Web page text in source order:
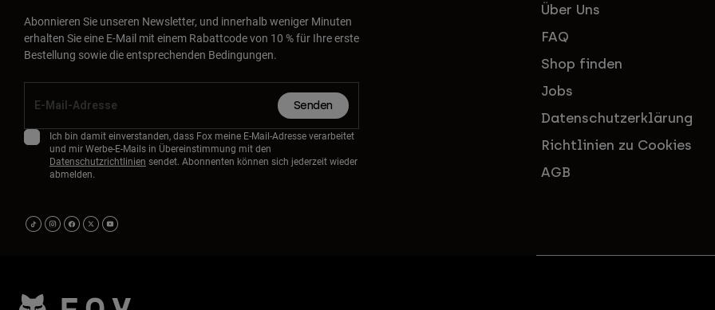
Abonnieren Sie unseren Newsletter, und innerhalb weniger Minuten
erhalten Sie eine E-Mail mit einem Rabattcode von 10 % für Ihre erste
Bestellung sowie die entsprechenden Bedingungen.
Senden
Ich bin damit einverstanden, dass Fox meine E-Mail-Adresse verarbeitet
und mir Werbe-E-Mails in Übereinstimmung mit den
Datenschutzrichtlinien sendet. Abonnenten können sich jederzeit wieder
abmelden.
Über Uns
FAQ
Shop finden
Jobs
Datenschutzerklärung
Richtlinien zu Cookies
AGB